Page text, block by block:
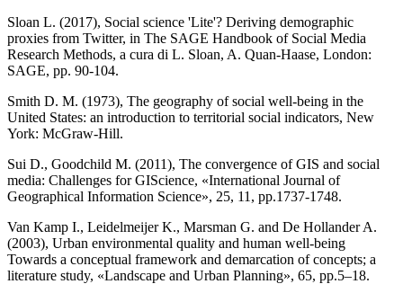
Sloan L. (2017), Social science 'Lite'? Deriving demographic
proxies from Twitter, in The SAGE Handbook of Social Media
Research Methods, a cura di L. Sloan, A. Quan-Haase, London:
SAGE, pp. 90-104.
Smith D. M. (1973), The geography of social well-being in the
United States: an introduction to territorial social indicators, New
York: McGraw-Hill.
Sui D., Goodchild M. (2011), The convergence of GIS and social
media: Challenges for GIScience, «International Journal of
Geographical Information Science», 25, 11, pp.1737-1748.
Van Kamp I., Leidelmeijer K., Marsman G. and De Hollander A.
(2003), Urban environmental quality and human well-being
Towards a conceptual framework and demarcation of concepts; a
literature study, «Landscape and Urban Planning», 65, pp.5–18.